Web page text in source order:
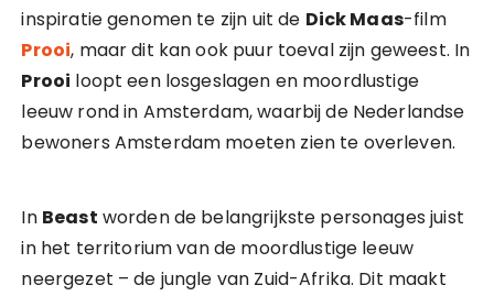
inspiratie genomen te zijn uit de Dick Maas-film
Prooi, maar dit kan ook puur toeval zijn geweest. In
Prooi loopt een losgeslagen en moordlustige
leeuw rond in Amsterdam, waarbij de Nederlandse
bewoners Amsterdam moeten zien te overleven.
In Beast worden de belangrijkste personages juist
in het territorium van de moordlustige leeuw
neergezet – de jungle van Zuid-Afrika. Dit maakt